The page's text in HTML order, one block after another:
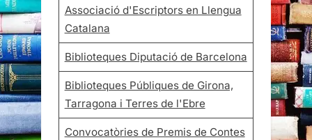
Associació d'Escriptors en Llengua
Catalana
Biblioteques Diputació de Barcelona
Biblioteques Públiques de Girona,
Tarragona i Terres de l'Ebre
Convocatòries de Premis de Contes